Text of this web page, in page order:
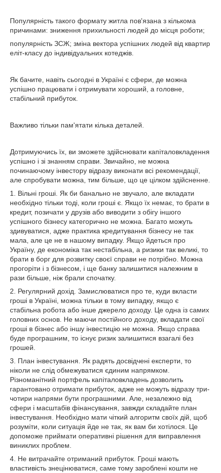
Популярність такого формату житла пов'язана з кількома
причинами: зниження прихильності людей до місця роботи;
популярність ЗСЖ; зміна вектора успішних людей від квартир
еліт-класу до індивідуальних котеджів.
Як бачите, навіть сьогодні в Україні є сфери, де можна
успішно працювати і отримувати хороший, а головне,
стабільний прибуток.
Важливо тільки пам'ятати кілька деталей.
Дотримуючись їх, ви зможете здійснювати капіталовкладення
успішно і зі знанням справи. Звичайно, не можна
починаючому інвестору відразу виконати всі рекомендації,
але спробувати можна, тим більше, що це цілком здійсненне.
1. Вільні гроші. Як би банально не звучало, але вкладати
необхідно тільки тоді, коли гроші є. Якщо їх немає, то брати в
кредит, позичати у друзів або виводити з обігу іншого
успішного бізнесу категорично не можна. Багато можуть
здивуватися, адже практика кредитування бізнесу не так
мала, але це не в нашому випадку. Якщо йдеться про
Україну, де економіка так нестабільна, а ризики так великі, то
брати в борг для розвитку своєї справи не потрібно. Можна
прогоріти і з бізнесом, і ще банку залишитися належним в
рази більше, ніж брали спочатку.
2. Регулярний дохід. Замислюватися про те, куди вкласти
гроші в Україні, можна тільки в тому випадку, якщо є
стабільна робота або інше джерело доходу. Це одна із самих
головних основ. Не маючи постійного доходу, вкладати свої
гроші в бізнес або іншу інвестицію не можна. Якщо справа
буде програшним, то існує ризик залишитися взагалі без
грошей.
3. План інвестування. Як радять досвідчені експерти, то
ніколи не слід обмежуватися єдиним напрямком.
Різноманітний портфель капіталовкладень дозволить
гарантовано отримати прибуток, адже не можуть відразу три-
чотири напрями бути програшними. Але, незалежно від
сфери і масштабів фінансування, завжди складайте план
інвестування. Необхідно мати чіткий алгоритм своїх дій, щоб
розуміти, коли ситуація йде не так, як вам би хотілося. Це
допоможе приймати оперативні рішення для виправлення
виниклих проблем.
4. Не витрачайте отриманий прибуток. Гроші мають
властивість знецінюватися, саме тому зароблені кошти не